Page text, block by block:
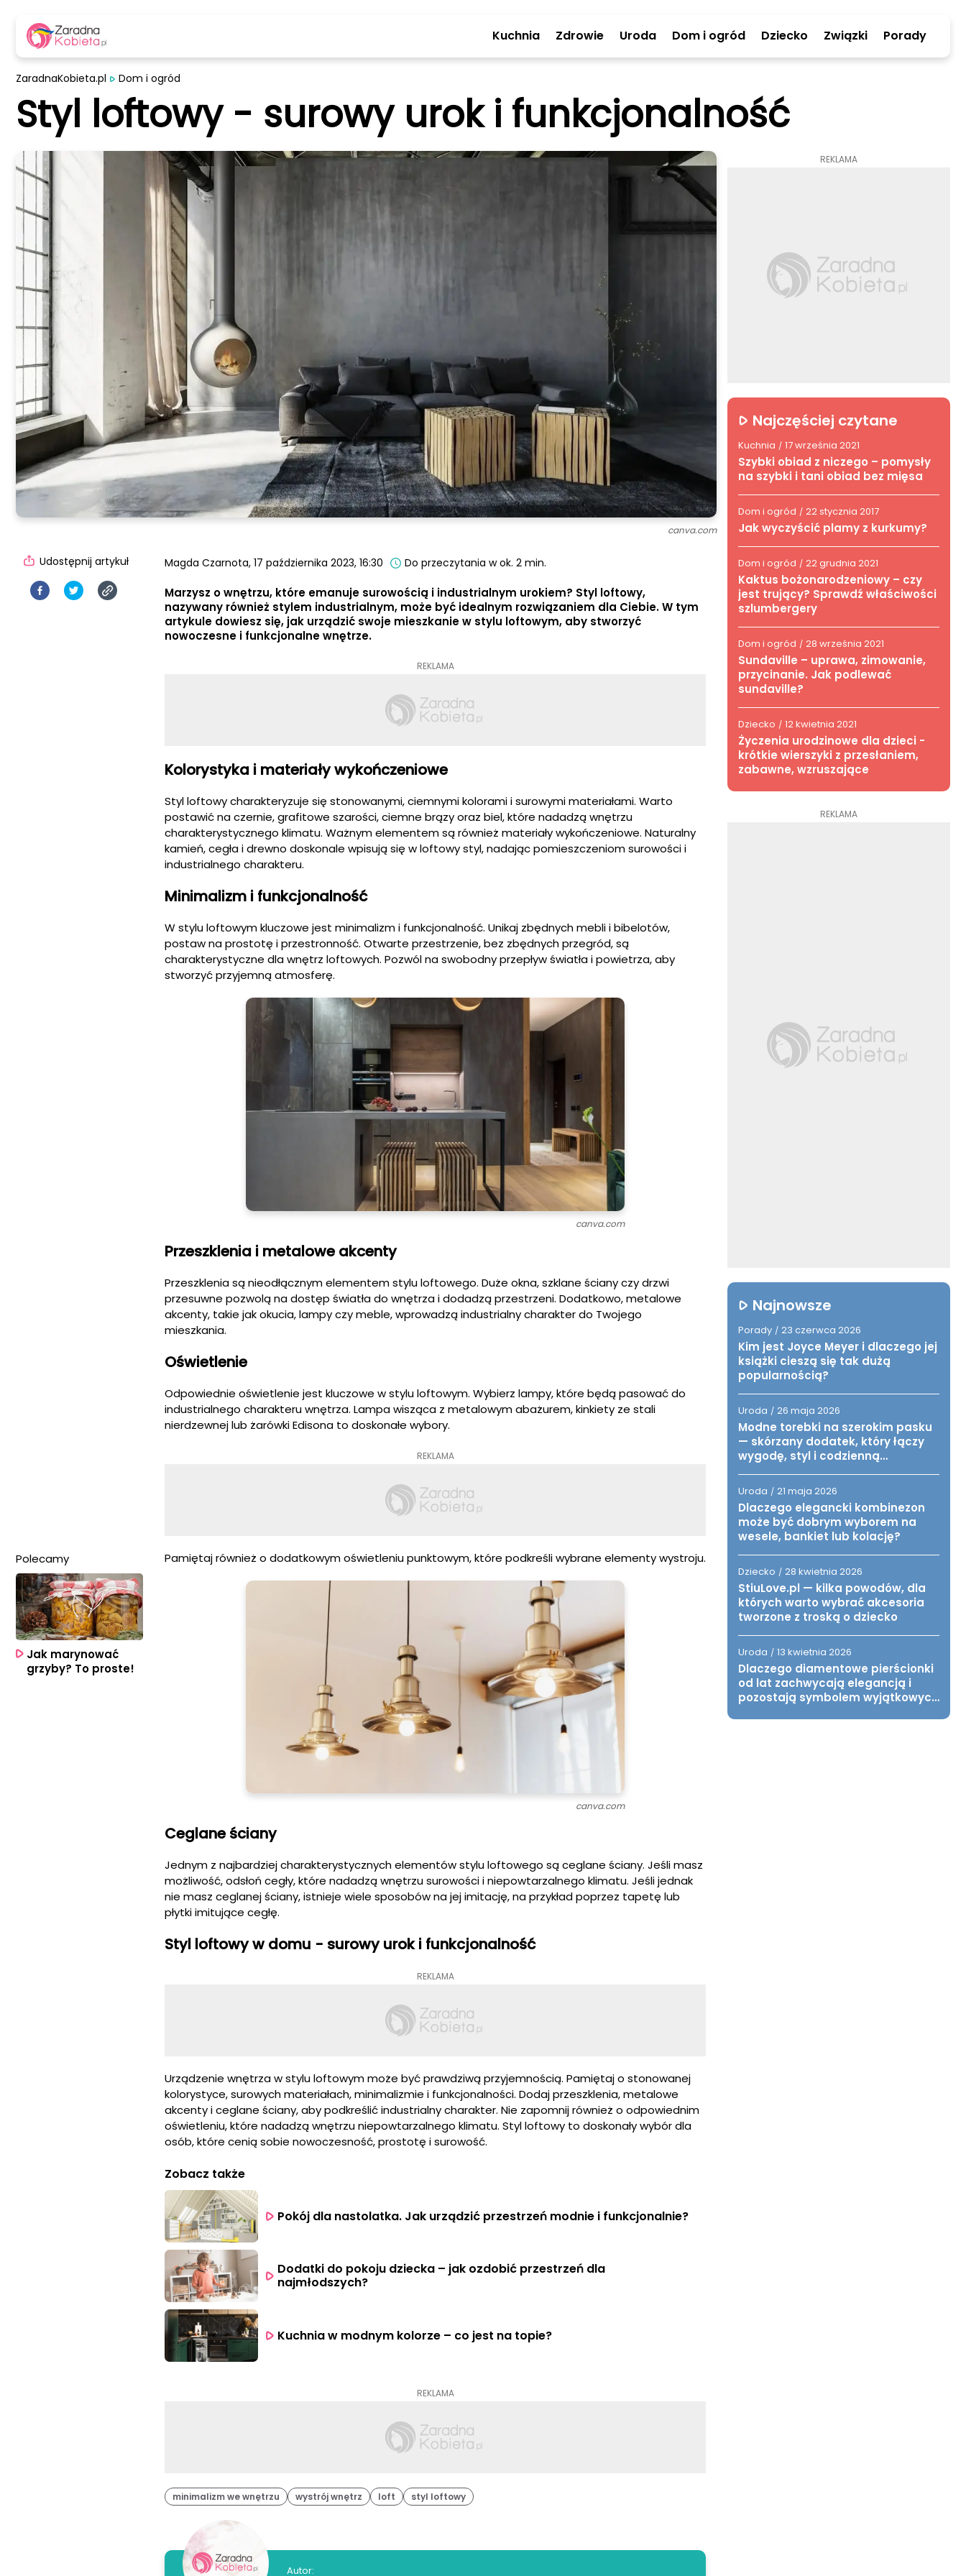
Kuchnia Zdrowie Uroda Dom i ogród Dziecko Związki Porady
canva.com
ZaradnaKobieta.pl Dom i ogród
Styl loftowy - surowy urok i funkcjonalność
Magda Czarnota, 17 października 2023, 16:30 Do przeczytania w ok. 2 min.
Marzysz o wnętrzu, które emanuje surowością i industrialnym urokiem? Styl loftowy,
nazywany również stylem industrialnym, może być idealnym rozwiązaniem dla Ciebie. W tym
artykule dowiesz się, jak urządzić swoje mieszkanie w stylu loftowym, aby stworzyć
nowoczesne i funkcjonalne wnętrze.
REKLAMA
Kolorystyka i materiały wykończeniowe
Styl loftowy charakteryzuje się stonowanymi, ciemnymi kolorami i surowymi materiałami. Warto
postawić na czernie, grafitowe szarości, ciemne brązy oraz biel, które nadadzą wnętrzu
charakterystycznego klimatu. Ważnym elementem są również materiały wykończeniowe. Naturalny
kamień, cegła i drewno doskonale wpisują się w loftowy styl, nadając pomieszczeniom surowości i
industrialnego charakteru.
Minimalizm i funkcjonalność
W stylu loftowym kluczowe jest minimalizm i funkcjonalność. Unikaj zbędnych mebli i bibelotów,
postaw na prostotę i przestronność. Otwarte przestrzenie, bez zbędnych przegród, są
charakterystyczne dla wnętrz loftowych. Pozwól na swobodny przepływ światła i powietrza, aby
stworzyć przyjemną atmosferę.
canva.com
Przeszklenia i metalowe akcenty
Przeszklenia są nieodłącznym elementem stylu loftowego. Duże okna, szklane ściany czy drzwi
przesuwne pozwolą na dostęp światła do wnętrza i dodadzą przestrzeni. Dodatkowo, metalowe
akcenty, takie jak okucia, lampy czy meble, wprowadzą industrialny charakter do Twojego
mieszkania.
Oświetlenie
Odpowiednie oświetlenie jest kluczowe w stylu loftowym. Wybierz lampy, które będą pasować do
industrialnego charakteru wnętrza. Lampa wisząca z metalowym abażurem, kinkiety ze stali
nierdzewnej lub żarówki Edisona to doskonałe wybory.
REKLAMA
Pamiętaj również o dodatkowym oświetleniu punktowym, które podkreśli wybrane elementy wystroju.
canva.com
Ceglane ściany
Jednym z najbardziej charakterystycznych elementów stylu loftowego są ceglane ściany. Jeśli masz
możliwość, odsłoń cegły, które nadadzą wnętrzu surowości i niepowtarzalnego klimatu. Jeśli jednak
nie masz ceglanej ściany, istnieje wiele sposobów na jej imitację, na przykład poprzez tapetę lub
płytki imitujące cegłę.
Styl loftowy w domu - surowy urok i funkcjonalność
REKLAMA
Urządzenie wnętrza w stylu loftowym może być prawdziwą przyjemnością. Pamiętaj o stonowanej
kolorystyce, surowych materiałach, minimalizmie i funkcjonalności. Dodaj przeszklenia, metalowe
akcenty i ceglane ściany, aby podkreślić industrialny charakter. Nie zapomnij również o odpowiednim
oświetleniu, które nadadzą wnętrzu niepowtarzalnego klimatu. Styl loftowy to doskonały wybór dla
osób, które cenią sobie nowoczesność, prostotę i surowość.
Zobacz także
Pokój dla nastolatka. Jak urządzić przestrzeń modnie i funkcjonalnie?
Dodatki do pokoju dziecka – jak ozdobić przestrzeń dla
najmłodszych?
Kuchnia w modnym kolorze – co jest na topie?
REKLAMA
minimalizm we wnętrzu wystrój wnętrz loft styl loftowy
Autor:
Udostępnij artykuł
Polecamy
Jak marynować
grzyby? To proste!
REKLAMA
Najczęściej czytane
Kuchnia / 17 września 2021
Szybki obiad z niczego – pomysły
na szybki i tani obiad bez mięsa
Dom i ogród / 22 stycznia 2017
Jak wyczyścić plamy z kurkumy?
Dom i ogród / 22 grudnia 2021
Kaktus bożonarodzeniowy – czy
jest trujący? Sprawdź właściwości
szlumbergery
Dom i ogród / 28 września 2021
Sundaville – uprawa, zimowanie,
przycinanie. Jak podlewać
sundaville?
Dziecko / 12 kwietnia 2021
Życzenia urodzinowe dla dzieci -
krótkie wierszyki z przesłaniem,
zabawne, wzruszające
REKLAMA
Najnowsze
Porady / 23 czerwca 2026
Kim jest Joyce Meyer i dlaczego jej
książki cieszą się tak dużą
popularnością?
Uroda / 26 maja 2026
Modne torebki na szerokim pasku
— skórzany dodatek, który łączy
wygodę, styl i codzienną
Uroda / 21 maja 2026
Dlaczego elegancki kombinezon
może być dobrym wyborem na
wesele, bankiet lub kolację?
Dziecko / 28 kwietnia 2026
StiuLove.pl — kilka powodów, dla
których warto wybrać akcesoria
tworzone z troską o dziecko
Uroda / 13 kwietnia 2026
Dlaczego diamentowe pierścionki
od lat zachwycają elegancją i
pozostają symbolem wyjątkowych